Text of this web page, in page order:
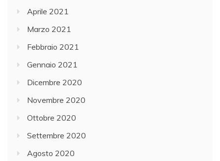
Aprile 2021
Marzo 2021
Febbraio 2021
Gennaio 2021
Dicembre 2020
Novembre 2020
Ottobre 2020
Settembre 2020
Agosto 2020